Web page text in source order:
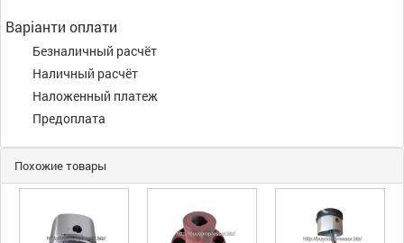
Варіанти оплати
Безналичный расчёт
Наличный расчёт
Наложенный платеж
Предоплата
Похожие товары